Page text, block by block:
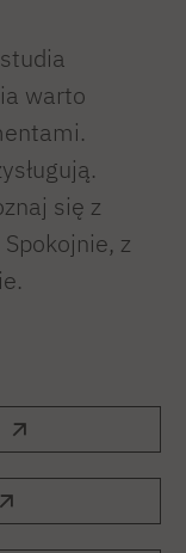
warto
się z
z